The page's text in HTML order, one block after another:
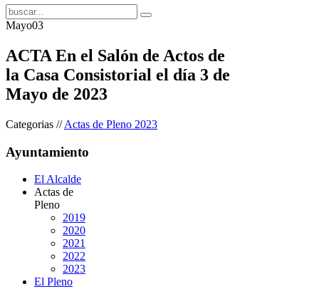
Mayo03
ACTA En el Salón de Actos de
la Casa Consistorial el día 3 de
Mayo de 2023
Categorias //Actas de Pleno 2023
Ayuntamiento
El Alcalde
Actas de
Pleno
2019
2020
2021
2022
2023
El Pleno